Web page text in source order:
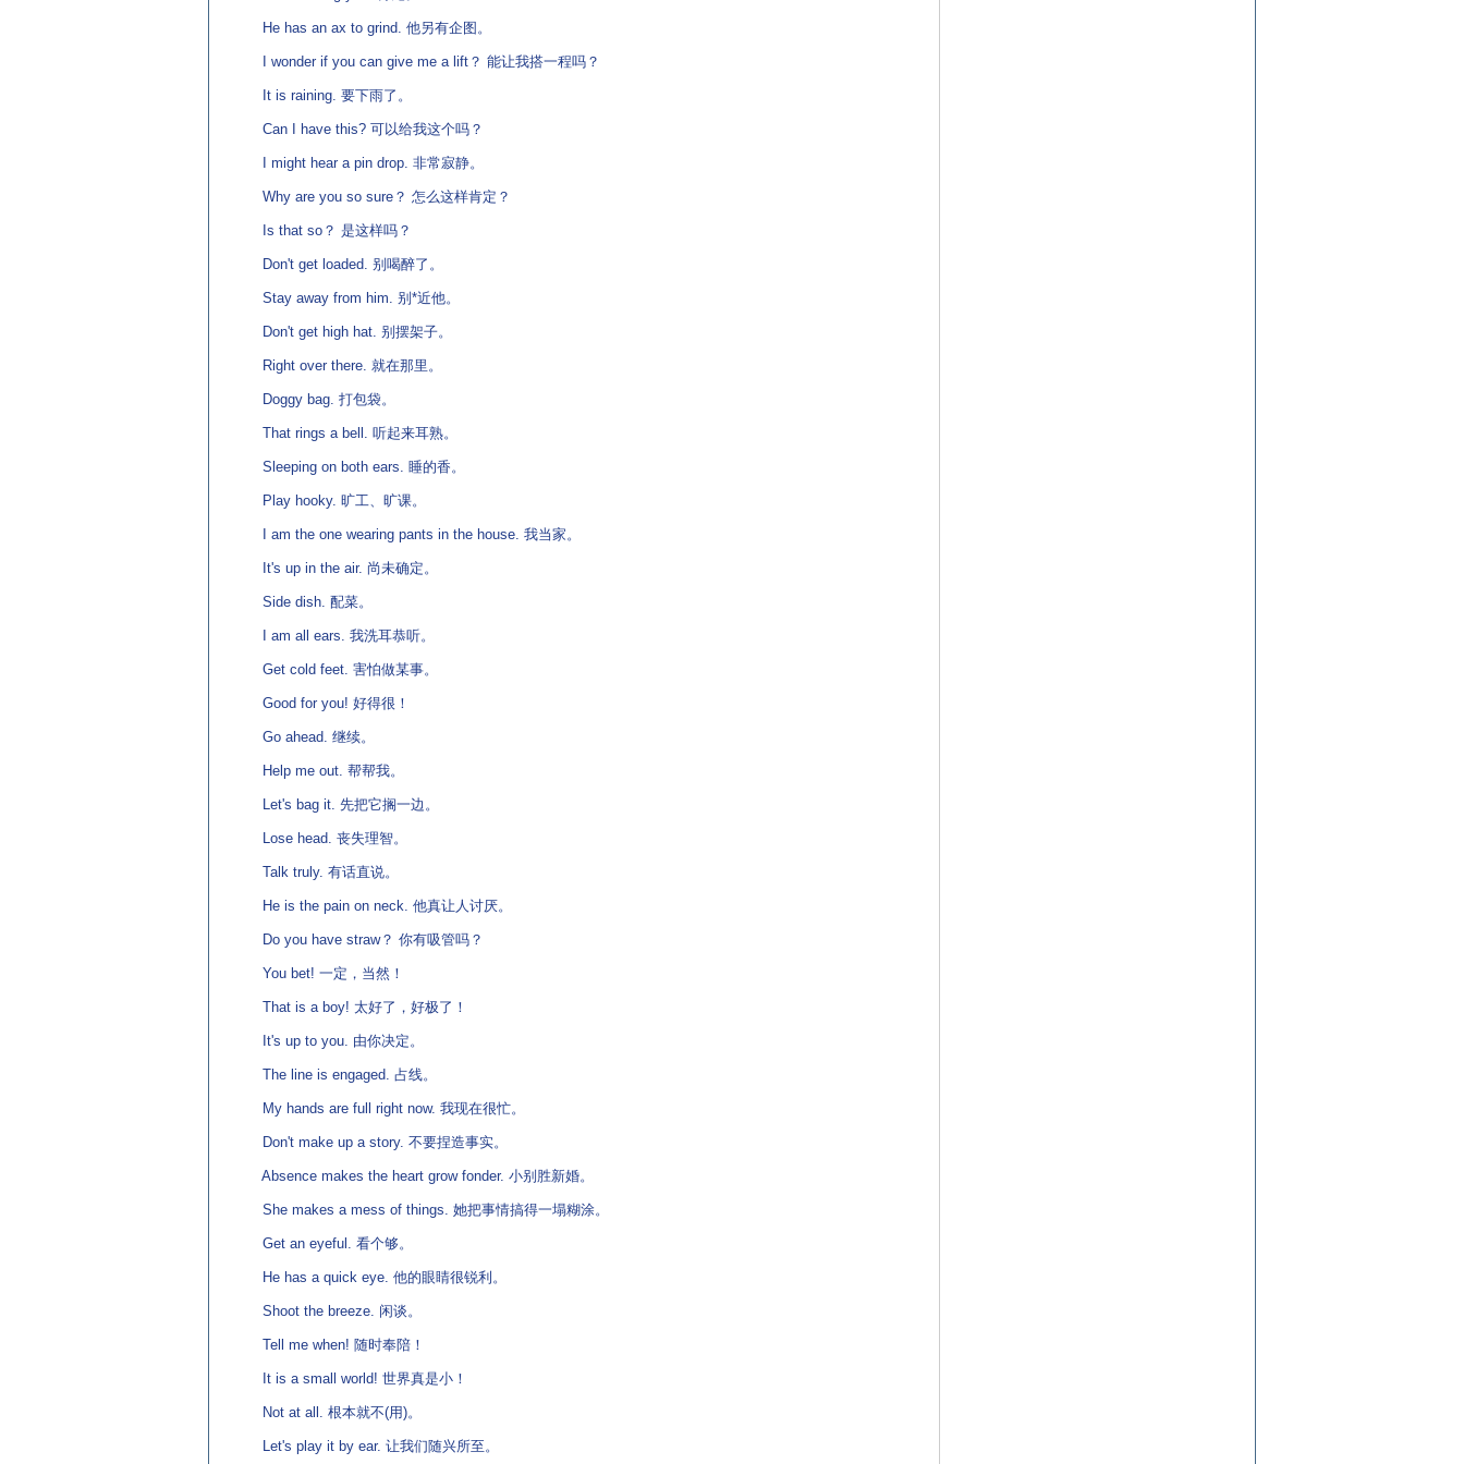
He has an ax to grind. 他另有企图。
I wonder if you can give me a lift？ 能让我搭一程吗？
It is raining. 要下雨了。
Can I have this? 可以给我这个吗？
I might hear a pin drop. 非常寂静。
Why are you so sure？ 怎么这样肯定？
Is that so？ 是这样吗？
Don't get loaded. 别喝醉了。
Stay away from him. 别*近他。
Don't get high hat. 别摆架子。
Right over there. 就在那里。
Doggy bag. 打包袋。
That rings a bell. 听起来耳熟。
Sleeping on both ears. 睡的香。
Play hooky. 旷工、旷课。
I am the one wearing pants in the house. 我当家。
It's up in the air. 尚未确定。
Side dish. 配菜。
I am all ears. 我洗耳恭听。
Get cold feet. 害怕做某事。
Good for you! 好得很！
Go ahead. 继续。
Help me out. 帮帮我。
Let's bag it. 先把它搁一边。
Lose head. 丧失理智。
Talk truly. 有话直说。
He is the pain on neck. 他真让人讨厌。
Do you have straw？ 你有吸管吗？
You bet! 一定，当然！
That is a boy! 太好了，好极了！
It's up to you. 由你决定。
The line is engaged. 占线。
My hands are full right now. 我现在很忙。
Don't make up a story. 不要捏造事实。
Absence makes the heart grow fonder. 小别胜新婚。
She makes a mess of things. 她把事情搞得一塌糊涂。
Get an eyeful. 看个够。
He has a quick eye. 他的眼睛很锐利。
Shoot the breeze. 闲谈。
Tell me when! 随时奉陪！
It is a small world! 世界真是小！
Not at all. 根本就不(用)。
Let's play it by ear. 让我们随兴所至。